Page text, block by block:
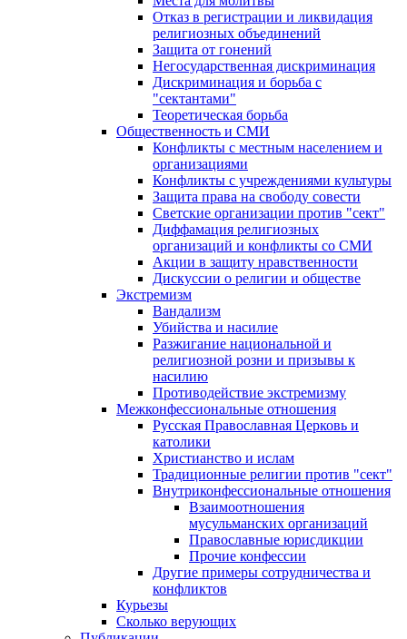
Отказ в регистрации и ликвидация
религиозных объединений
Защита от гонений
Негосударственная дискриминация
Дискриминация и борьба с
"сектантами"
Теоретическая борьба
Общественность и СМИ
Конфликты с местным населением и
организациями
Конфликты с учреждениями культуры
Защита права на свободу совести
Светские организации против "сект"
Диффамация религиозных
организаций и конфликты со СМИ
Акции в защиту нравственности
Дискуссии о религии и обществе
Экстремизм
Вандализм
Убийства и насилие
Разжигание национальной и
религиозной розни и призывы к
насилию
Противодействие экстремизму
Межконфессиональные отношения
Русская Православная Церковь и
католики
Христианство и ислам
Традиционные религии против "сект"
Внутриконфессиональные отношения
Взаимоотношения
мусульманских организаций
Православные юрисдикции
Прочие конфессии
Другие примеры сотрудничества и
конфликтов
Курьезы
Сколько верующих